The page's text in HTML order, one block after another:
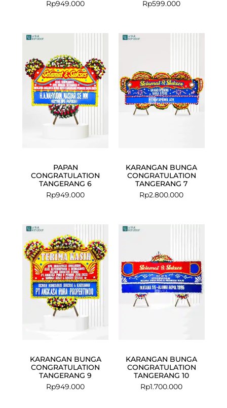
Rp949.000
Rp599.000
PAPAN
CONGRATULATION
TANGERANG 6
Rp949.000
KARANGAN BUNGA
CONGRATULATION
TANGERANG 7
Rp2.800.000
KARANGAN BUNGA
CONGRATULATION
TANGERANG 9
Rp949.000
KARANGAN BUNGA
CONGRATULATION
TANGERANG 10
Rp1.700.000